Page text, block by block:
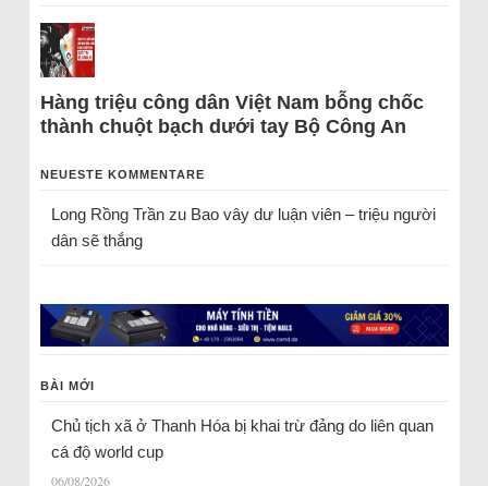
Hàng triệu công dân Việt Nam bỗng chốc
thành chuột bạch dưới tay Bộ Công An
NEUESTE KOMMENTARE
Long Rồng Trầnzu Bao vây dư luận viên – triệu người
dân sẽ thắng
BÀI MỚI
Chủ tịch xã ở Thanh Hóa bị khai trừ đảng do liên quan
cá độ world cup
06/08/2026